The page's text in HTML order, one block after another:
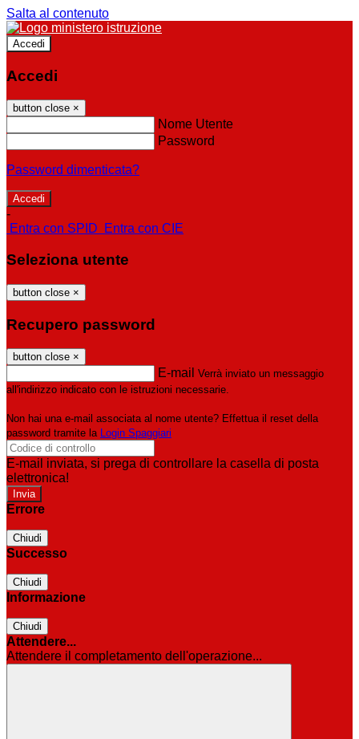
Salta al contenuto
Accedi
Accedi
button close ×
Nome Utente
Password
Password dimenticata?
-
Entra con SPID
Entra con CIE
Seleziona utente
button close ×
Recupero password
button close ×
E-mail Verrà inviato un messaggio
all'indirizzo indicato con le istruzioni necessarie.
Non hai una e-mail associata al nome utente? Effettua il reset della
password tramite la Login Spaggiari
E-mail inviata, si prega di controllare la casella di posta
elettronica!
Errore
Chiudi
Successo
Chiudi
Informazione
Chiudi
Attendere...
Attendere il completamento dell'operazione...